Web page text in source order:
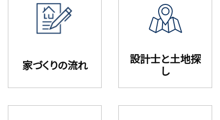
家づくりの流れ
設計⼠と⼟地探
し